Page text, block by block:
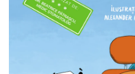
Muzicale
Știință si natură